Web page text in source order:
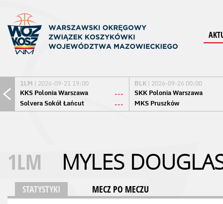
1LM | 2026-09-21 19:00
KKS Polonia Warszawa
---
Solvera Sokół Łańcut
---
BLK | 2026-09-26 00:00
SKK Polonia Warszawa
MKS Pruszków
1LM MYLES
STATYSTYKI MECZ PO MECZU